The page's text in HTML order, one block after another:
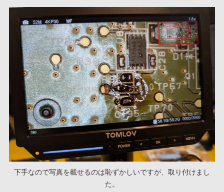
下手なので写真を載せるのは恥ずかしいですが、取り付けまし
た。